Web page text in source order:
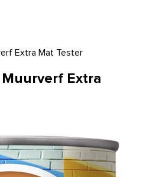
Extra Mat Tester
Extra